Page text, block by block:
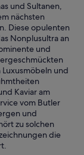
und Sultanen,
nächsten
Diese opulenten
Nonplusultra an
und
und
Kaviar am
vom Butler
und
zu solchen
die